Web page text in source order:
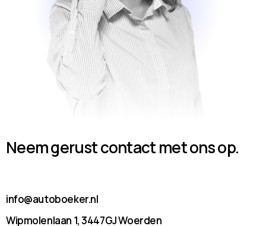
Neem gerust contact met ons op.
info@autoboeker.nl
Wipmolenlaan 1, 3447GJ Woerden